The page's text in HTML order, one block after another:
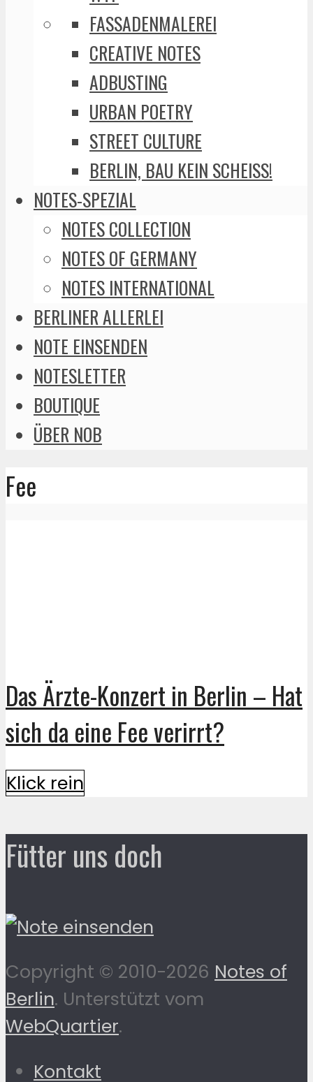
FASSADENMALEREI
CREATIVE NOTES
ADBUSTING
URBAN POETRY
STREET CULTURE
BERLIN, BAU KEIN SCHEISS!
NOTES-SPEZIAL
NOTES COLLECTION
NOTES OF GERMANY
NOTES INTERNATIONAL
BERLINER ALLERLEI
NOTE EINSENDEN
NOTESLETTER
BOUTIQUE
ÜBER NOB
Fee
Das Ärzte-Konzert in Berlin – Hat
sich da eine Fee verirrt?
Klick rein
Fütter uns doch
Copyright © 2010-2026 Notes of
Berlin. Unterstützt vom
WebQuartier.
Kontakt